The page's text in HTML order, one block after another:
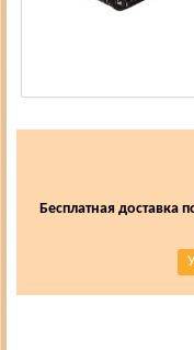
Бесплатная доставка